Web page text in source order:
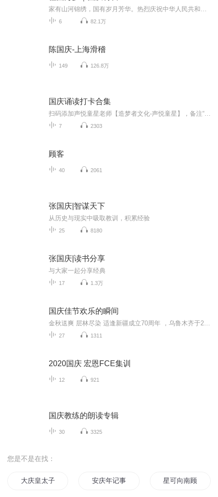
6 82.1万
陈国庆-上海滑稽
149 126.8万
国庆诵读打卡合集
7 2303
顾客
40 2061
张国庆|智谋天下
从历史与现实中吸取教训，积累经验
25 8180
张国庆|读书分享
与大家一起分享经典
17 1.3万
国庆佳节欢乐的瞬间
27 1311
2020国庆 宏恩FCE集训
12 921
国庆教练的朗读专辑
30 3325
您是不是在找：
大庆皇太子 安庆年记事 星可向南顾